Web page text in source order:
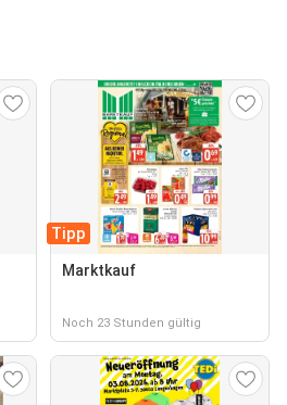
Tipp
Marktkauf
Noch 23 Stunden gültig